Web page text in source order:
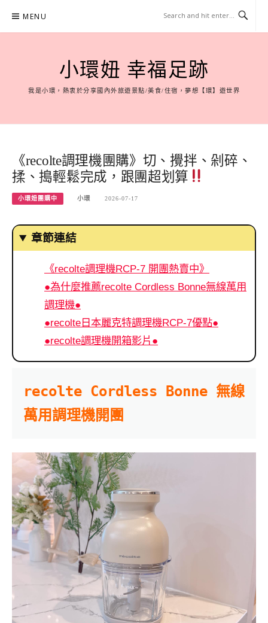
content
MENU
小環妞 幸福足跡
我是小環，熱衷於分享國內外旅遊景點/美食/住宿，夢想【環】遊世界
《recolte調理機團購》切、攪拌、剁碎、
揉、搗輕鬆完成，跟團超划算
小環妞團購中 小環 2026-07-17
章節連結
《recolte調理機RCP-7 開團熱賣中》
●為什麼推薦recolte Cordless Bonne無線萬用
調理機●
●recolte日本麗克特調理機RCP-7優點●
●recolte調理機開箱影片●
recolte Cordless Bonne 無線
萬用調理機開團